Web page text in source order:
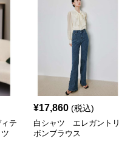
テ
¥17,860 (税込)
白シャツ エレガントリ
ボンブラウス